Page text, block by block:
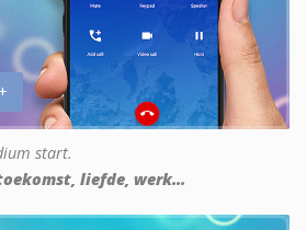
start.
liefde, werk...